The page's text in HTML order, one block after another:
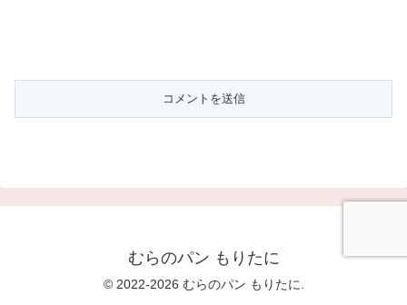
むらのパン もりたに
© 2022-2026 むらのパン もりたに.